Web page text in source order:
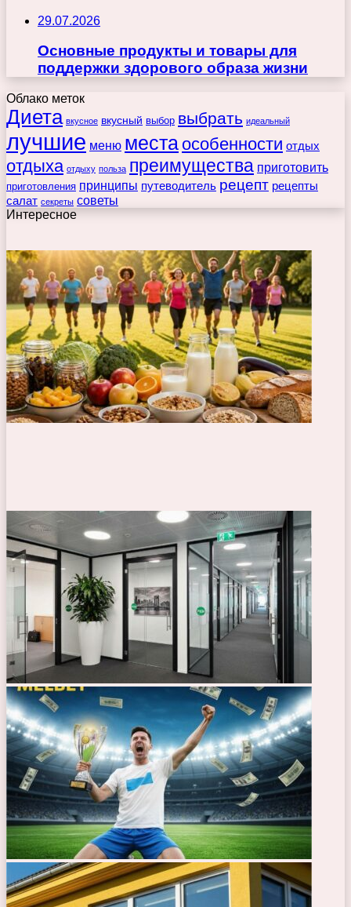
29.07.2026
Основные продукты и товары для
поддержки здорового образа жизни
Облако меток
Диета вкусное вкусный выбор выбрать идеальный
лучшие меню места особенности отдых
отдыха отдыху польза преимущества приготовить
приготовления принципы путеводитель рецепт рецепты
салат секреты советы
Интересное